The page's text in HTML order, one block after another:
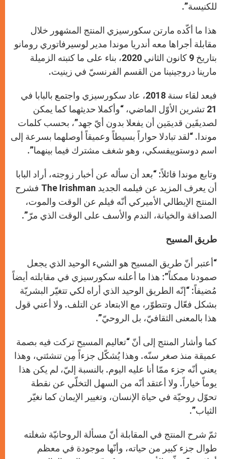
للكنيسة”.
هذا ما أكّده مارتن سكورسيزي المنتج المشهور خلال
مقابلة أجراها معه أندريا موندا مدير لوسيرفاتوري رومانو
بتاريخ 9 كانون الثاني 2020، بناء على ما كتبته الزميلة
مارينا دروجينينا من القسم الفرنسيّ في زينيت.
فبعد لقاء سنة 2018، عاد سكورسيزي واجتمع بالبابا في
21 تشرين الأوّل الماضي، “وأكملا حديثهما كما يمكن
لصديقَين قديمَين أن يفعلا بدون أيّ جهد”، بحسب كلمات
موندا. “لقد تبادلا حواراً بسيطاً وعميقاً أوصلهما بسرعة إلى
اسم دوستوييفسكي، وهو شغف مشترك فيما بينهما”.
وتابع موندا قائلاً: “بعد أن سأله عن أخبار زوجته، أراد البابا
أن يعرف المزيد عن فيلمه الجديد The Irishman فشرح
المنتج الإيطالي الأميركي أنّه فيلم عن الوقت والموت،
الصداقة والخيانة، الندم والأسف على الوقت الذي مرّ”.
طريق المسيح
“أعتبر أنّ طريق المسيح هو الشيء الوحيد الذي يجعل
صمودنا ممكناً”: هذا ما أعلنه سكورسيزي في مقابلته أيضاً
مُضيفاً: “إنّه الطريق الوحيد الذي أراه لكي تتغيّر البشريّة
بشكل فعّال وتتطوّر، مع الابتعاد عن التلف. ولا أعني قول
هذا بالمعنى الثقافيّ، بل الروحيّ”.
كما وأشار المنتج إلى أنّ “تعاليم المسيح تركت فيه بصمة
عميقة منذ صغر سنّه. وهذا يُشكّل جزءاً مِن تنشئتي، وهذا
يعني أنّه جزء ممّا أنا عليه اليوم. بالنسبة إليّ، لم يكن هذا
يوماً خياراً. ولا أعتقد أنّه من السهل التخلّي عن نقطة
تحوّل روحيّة في حياة الإنسان، وتغيير الإيمان كما نغيّر
الثياب”.
ثمّ شرح المنتج في المقابلة أنّ مسألة الروحانيّة شغلته
طوال جزء كبير من حياته، وأنّها موجودة في معظم